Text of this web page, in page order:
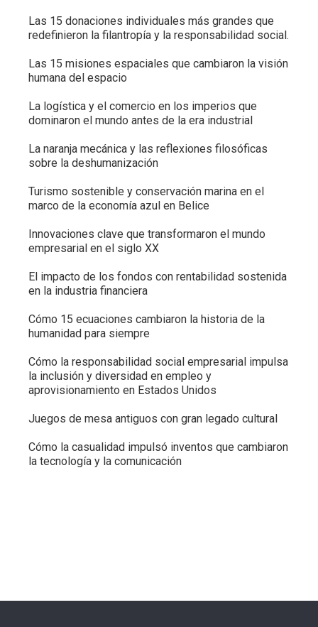
Las 15 donaciones individuales más grandes que
redefinieron la filantropía y la responsabilidad social.
Las 15 misiones espaciales que cambiaron la visión
humana del espacio
La logística y el comercio en los imperios que
dominaron el mundo antes de la era industrial
La naranja mecánica y las reflexiones filosóficas
sobre la deshumanización
Turismo sostenible y conservación marina en el
marco de la economía azul en Belice
Innovaciones clave que transformaron el mundo
empresarial en el siglo XX
El impacto de los fondos con rentabilidad sostenida
en la industria financiera
Cómo 15 ecuaciones cambiaron la historia de la
humanidad para siempre
Cómo la responsabilidad social empresarial impulsa
la inclusión y diversidad en empleo y
aprovisionamiento en Estados Unidos
Juegos de mesa antiguos con gran legado cultural
Cómo la casualidad impulsó inventos que cambiaron
la tecnología y la comunicación